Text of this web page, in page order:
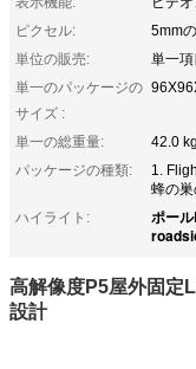
ピクセル:
5mmの
単位の販売:
単一項
単一のパッケージの
サイズ :
単一の総重量:
42.0 kg
パッケージの種類:
1.
蜂の
ハイライト:
ポー
高解像度P5屋外固定
設計